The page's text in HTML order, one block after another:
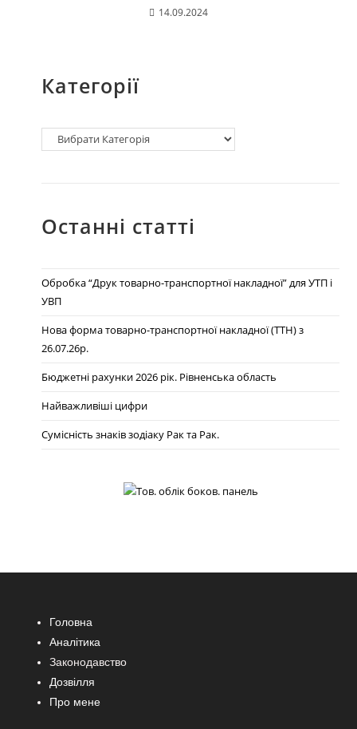
14.09.2024
Категорії
Останні статті
Обробка “Друк товарно-транспортної накладної” для УТП і
УВП
Нова форма товарно-транспортної накладної (ТТН) з
26.07.26р.
Бюджетні рахунки 2026 рік. Рівненська область
Найважливіші цифри
Сумісність знаків зодіаку Рак та Рак.
Головна
Аналітика
Законодавство
Дозвілля
Про мене